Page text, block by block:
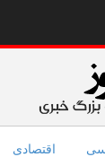
اقتصادی